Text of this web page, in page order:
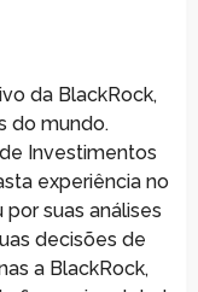
da BlackRock,
do mundo.
Investimentos
experiência no
suas análises
decisões de
a BlackRock,